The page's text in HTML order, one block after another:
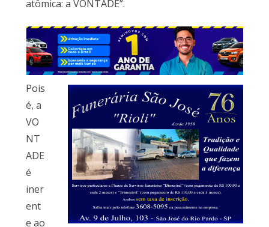
atômica: a VONTADE”.
Pois
é, a
VO
NT
ADE
é
iner
ent
e ao